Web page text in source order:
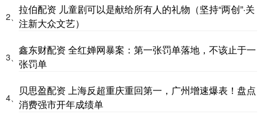
2、
拉伯配资 儿童剧可以是献给所有人的礼物（坚持“两创”·关
注新大众文艺）
3、
鑫东财配资 全红婵网暴案：第一张罚单落地，不该止于一
张罚单
4、
贝思盈配资 上海反超重庆重回第一，广州增速爆表！盘点
消费强市开年成绩单